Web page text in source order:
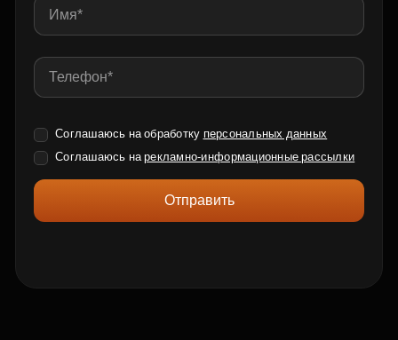
Соглашаюсь на обработку персональных данных
Соглашаюсь нарекламно-информационные рассылки
Отправить